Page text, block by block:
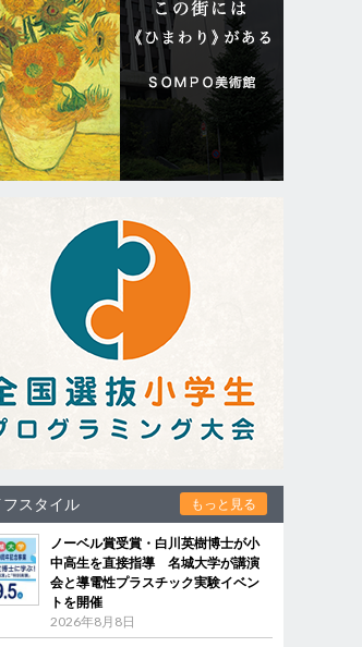
フスタイル もっと見る
ノーベル賞受賞・白川英樹博士が小
中高生を直接指導 名城大学が講演
会と導電性プラスチック実験イベン
トを開催
2026年8月8日